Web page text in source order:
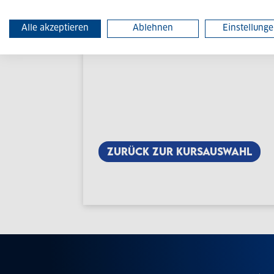
ZURÜCK ZUR KURSAUSWAHL
Alle akzeptieren Ablehnen